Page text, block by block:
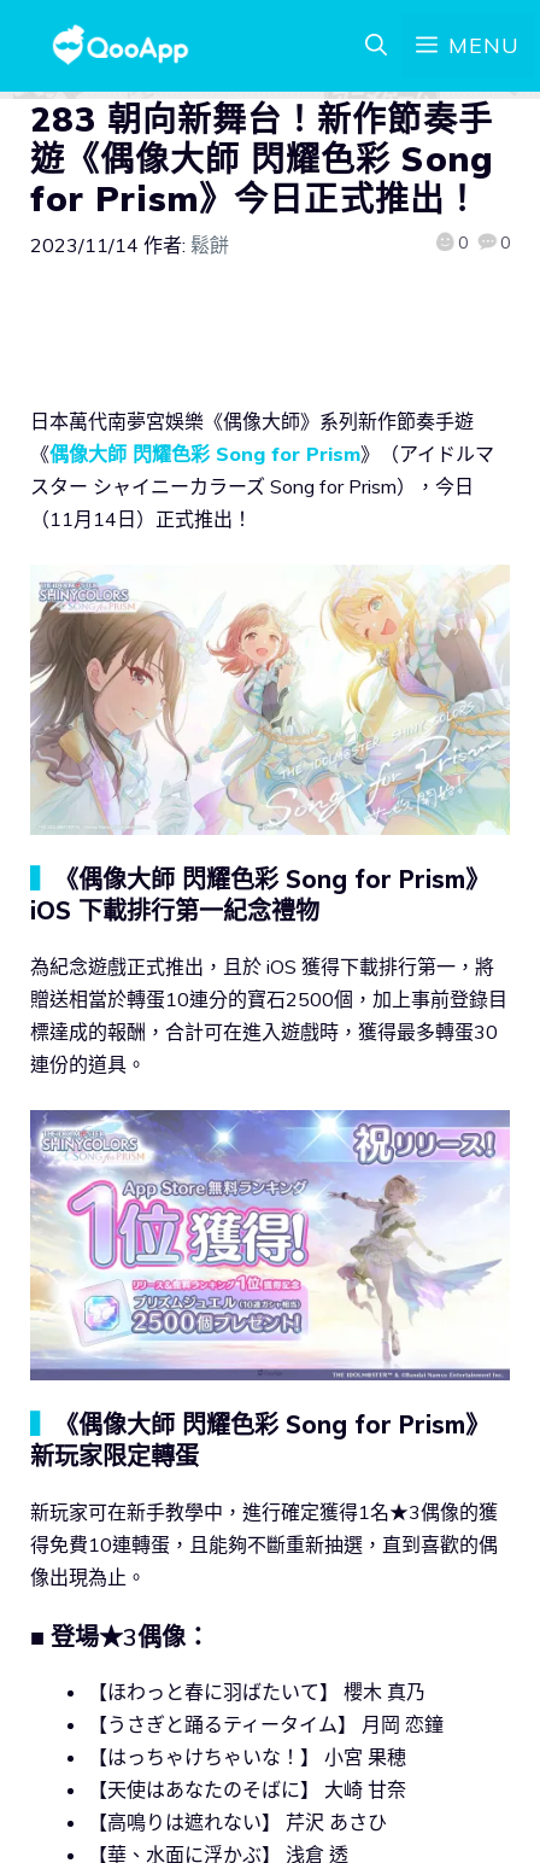
MENU
283 朝向新舞台！新作節奏手
遊《偶像大師 閃耀色彩 Song
for Prism》今日正式推出！
2023/11/14 作者: 鬆餅 0 0
日本萬代南夢宮娛樂《偶像大師》系列新作節奏手遊
《偶像大師 閃耀色彩 Song for Prism》（アイドルマ
スター シャイニーカラーズ Song for Prism），今日
（11月14日）正式推出！
《偶像大師 閃耀色彩 Song for Prism》
iOS 下載排行第一紀念禮物
為紀念遊戲正式推出，且於 iOS 獲得下載排行第一，將
贈送相當於轉蛋10連分的寶石2500個，加上事前登錄目
標達成的報酬，合計可在進入遊戲時，獲得最多轉蛋30
連份的道具。
《偶像大師 閃耀色彩 Song for Prism》
新玩家限定轉蛋
新玩家可在新手教學中，進行確定獲得1名★3偶像的獲
得免費10連轉蛋，且能夠不斷重新抽選，直到喜歡的偶
像出現為止。
■ 登場★3偶像：
【ほわっと春に羽ばたいて】 櫻木 真乃
【うさぎと踊るティータイム】 月岡 恋鐘
【はっちゃけちゃいな！】 小宮 果穂
【天使はあなたのそばに】 大崎 甘奈
【高鳴りは遮れない】 芹沢 あさひ
【華、水面に浮かぶ】 浅倉 透